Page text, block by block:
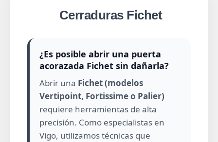
Cerraduras Fichet
¿Es posible abrir una puerta
acorazada Fichet sin dañarla?
Abrir una Fichet (modelos
Vertipoint, Fortissime o Palier)
requiere herramientas de alta
precisión. Como especialistas en
Vigo, utilizamos técnicas que